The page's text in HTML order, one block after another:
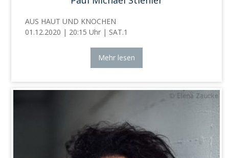
AUS HAUT UND KNOCHEN
01.12.2020 | 20:15 Uhr | SAT.1
Mehr lesen